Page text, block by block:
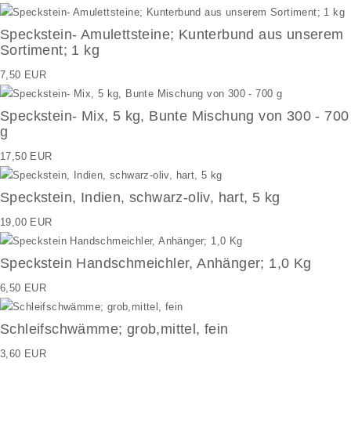
Speckstein- Amulettsteine; Kunterbund aus unserem
Sortiment; 1 kg
7,50 EUR
Speckstein- Mix, 5 kg, Bunte Mischung von 300 - 700
g
17,50 EUR
Speckstein, Indien, schwarz-oliv, hart, 5 kg
19,00 EUR
Speckstein Handschmeichler, Anhänger; 1,0 Kg
6,50 EUR
Schleifschwämme; grob,mittel, fein
3,60 EUR